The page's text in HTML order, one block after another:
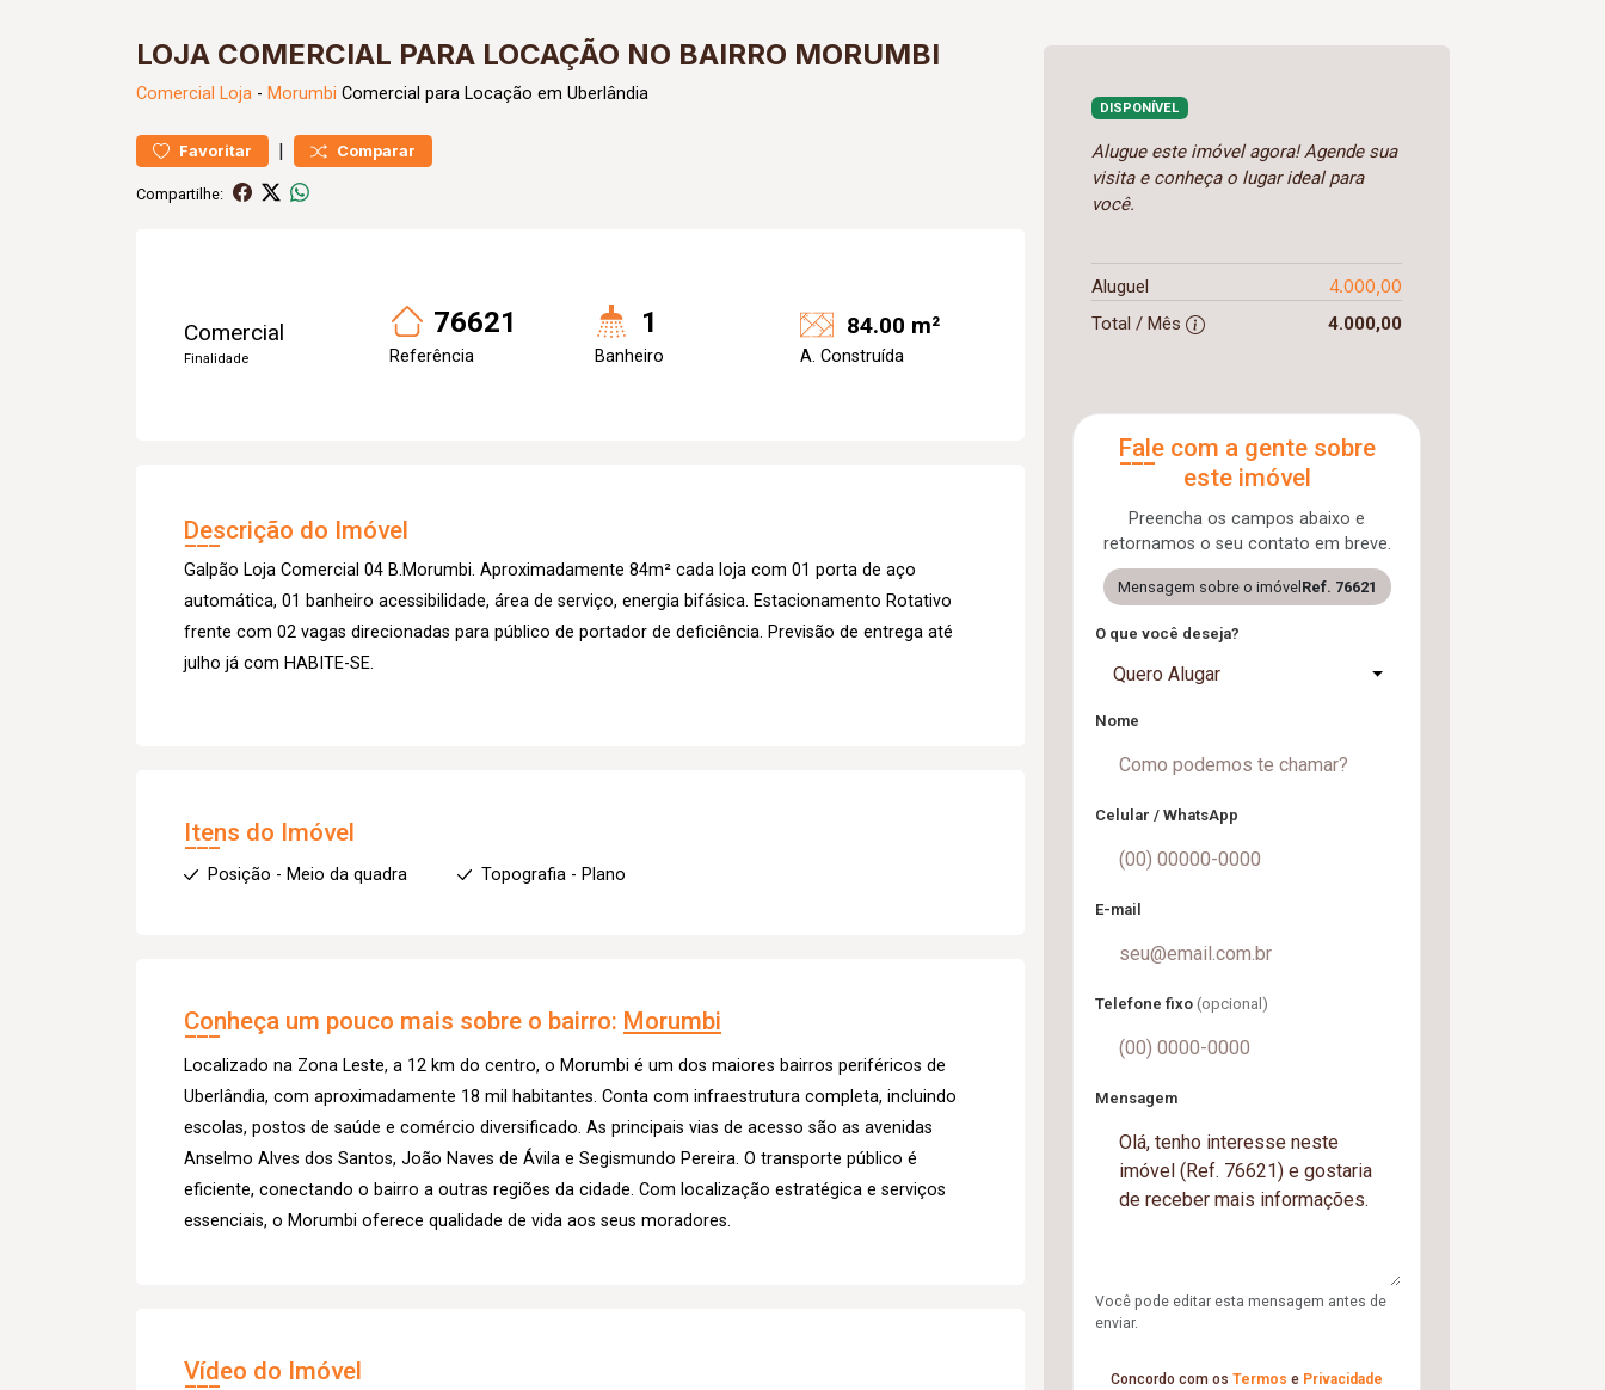
LOJA COMERCIAL PARA LOCAÇÃO NO BAIRRO MORUMBI
Comercial Loja - Morumbi Comercial para Locação em Uberlândia
Favoritar | Comparar
Compartilhe:
Comercial
Finalidade
76621
Referência
1
Banheiro
84.00 m²
A. Construída
Descrição do Imóvel
Galpão Loja Comercial 04 B.Morumbi. Aproximadamente 84m² cada loja com 01 porta de aço
automática, 01 banheiro acessibilidade, área de serviço, energia bifásica. Estacionamento Rotativo
frente com 02 vagas direcionadas para público de portador de deficiência. Previsão de entrega até
julho já com HABITE-SE.
Itens do Imóvel
Posição - Meio da quadra Topografia - Plano
Conheça um pouco mais sobre o bairro: Morumbi
Localizado na Zona Leste, a 12 km do centro, o Morumbi é um dos maiores bairros periféricos de
Uberlândia, com aproximadamente 18 mil habitantes. Conta com infraestrutura completa, incluindo
escolas, postos de saúde e comércio diversificado. As principais vias de acesso são as avenidas
Anselmo Alves dos Santos, João Naves de Ávila e Segismundo Pereira. O transporte público é
eficiente, conectando o bairro a outras regiões da cidade. Com localização estratégica e serviços
essenciais, o Morumbi oferece qualidade de vida aos seus moradores.
Vídeo do Imóvel
DISPONÍVEL
Alugue este imóvel agora! Agende sua
visita e conheça o lugar ideal para
você.
Aluguel 4.000,00
Total / Mês 4.000,00
Fale com a gente sobre
este imóvel
Preencha os campos abaixo e
retornamos o seu contato em breve.
Mensagem sobre o imóvel Ref. 76621
O que você deseja?
Quero Alugar
Nome
Celular / WhatsApp
E-mail
Telefone fixo (opcional)
Mensagem
Você pode editar esta mensagem antes de
enviar.
Concordo com os Termos e Privacidade